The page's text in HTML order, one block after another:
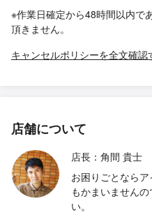
※作業日確定から48時間以内で
頂きません。
キャンセルポリシーを全文確認
店舗について
店長：角間 貴士
お困りごとなら
もかまいません
い。